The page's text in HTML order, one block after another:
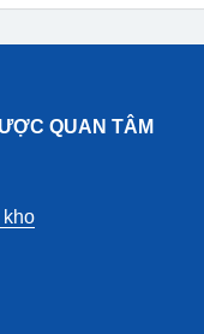
QUAN TÂM
kho